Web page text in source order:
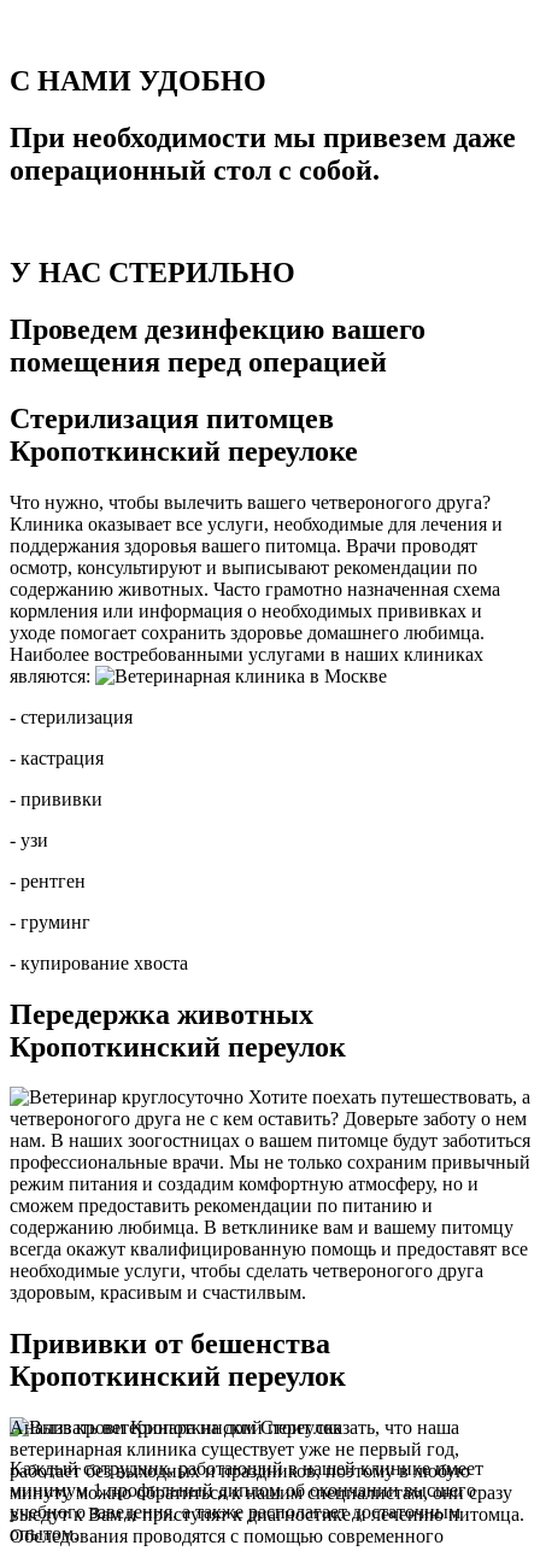
С НАМИ УДОБНО
При необходимости мы привезем даже
операционный стол с собой.
У НАС СТЕРИЛЬНО
Проведем дезинфекцию вашего
помещения перед операцией
Стерилизация питомцев
Кропоткинский переулоке
Что нужно, чтобы вылечить вашего четвероногого друга?
Клиника оказывает все услуги, необходимые для лечения и
поддержания здоровья вашего питомца. Врачи проводят
осмотр, консультируют и выписывают рекомендации по
содержанию животных. Часто грамотно назначенная схема
кормления или информация о необходимых прививках и
уходе помогает сохранить здоровье домашнего любимца.
Наиболее востребованными услугами в наших клиниках
являются:
- стерилизация
- кастрация
- прививки
- узи
- рентген
- груминг
- купирование хвоста
Передержка животных
Кропоткинский переулок
Хотите поехать путешествовать, а
четвероногого друга не с кем оставить? Доверьте заботу о нем
нам. В наших зоогостницах о вашем питомце будут заботиться
профессиональные врачи. Мы не только сохраним привычный
режим питания и создадим комфортную атмосферу, но и
сможем предоставить рекомендации по питанию и
содержанию любимца. В ветклинике вам и вашему питомцу
всегда окажут квалифицированную помощь и предоставят все
необходимые услуги, чтобы сделать четвероногого друга
здоровым, красивым и счастилвым.
Прививки от бешенства
Кропоткинский переулок
Стоит сказать, что наша
ветеринарная клиника существует уже не первый год,
работает без выходных и праздников, поэтому в любую
минуту можно обратиться к нашим специалистам, они сразу
выедут к Вам и приступят к диагностике и лечению питомца.
Обследования проводятся с помощью современного
Анализ крови Кропоткинский переулок
Каждый сотрудник, работающий в нашей клинике имеет
минимум 1 профильный диплом об окончании высшего
учебного заведения, а также располагает достаточным
опытом.